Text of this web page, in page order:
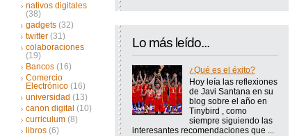
nativos digitales
(38)
gadgets (32)
twitter (31)
colaboraciones
(19)
Bancos (16)
Comercio
Electrónico (16)
universidad (13)
canon digital (10)
curriculum (8)
libros (6)
Lo más leído...
¿Qué es el éxito?
Hoy leía las reflexiones
de Javi Santana en su
blog sobre el año en
Tinybird , como
siempre siguiendo las
interesantes recomendaciones que ...